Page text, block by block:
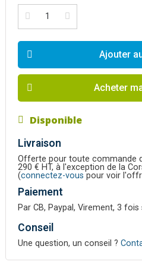
Ajouter
Acheter
Disponible
Livraison
Offerte pour toute commande
290 € HT, à l'exception de la
(connectez-vous pour voir
Paiement
Par CB, Paypal, Virement, 3
Conseil
Une question, un conseil ?